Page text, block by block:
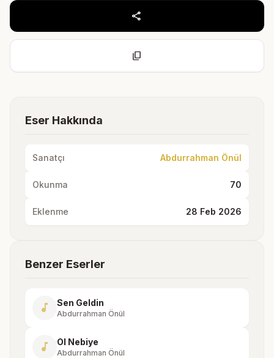
share
content_copy
Eser Hakkında
Sanatçı Abdurrahman Önül
Okunma 70
Eklenme 28 Feb 2026
Benzer Eserler
music_note Sen Geldin
Abdurrahman Önül
music_note Ol Nebiye
Abdurrahman Önül